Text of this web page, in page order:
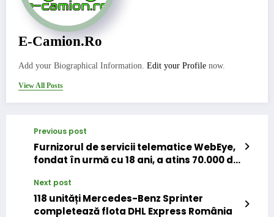
E-Camion.ro
Add your Biographical Information. Edit your Profile now.
View All Posts
Previous post
Furnizorul de servicii telematice WebEye,
fondat în urmă cu 18 ani, a atins 70.000 de
Next post
118 unități Mercedes-Benz Sprinter
completează flota DHL Express România